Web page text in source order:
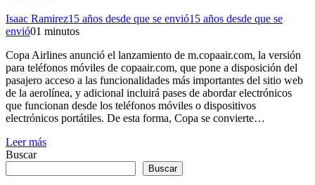
Isaac Ramirez15 años desde que se envió15 años desde que se
envió01 minutos
Copa Airlines anunció el lanzamiento de m.copaair.com, la versión
para teléfonos móviles de copaair.com, que pone a disposición del
pasajero acceso a las funcionalidades más importantes del sitio web
de la aerolínea, y adicional incluirá pases de abordar electrónicos
que funcionan desde los teléfonos móviles o dispositivos
electrónicos portátiles. De esta forma, Copa se convierte…
Leer más
Buscar
Buscar